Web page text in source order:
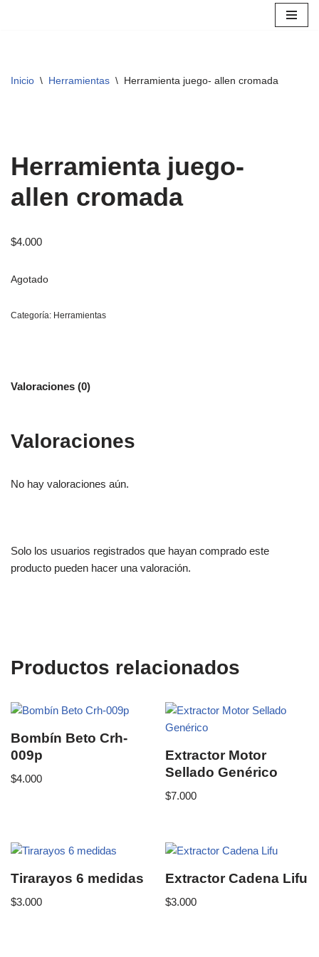
Inicio \ Herramientas \ Herramienta juego- allen cromada
Herramienta juego-
allen cromada
$4.000
Agotado
Categoría: Herramientas
Valoraciones (0)
Valoraciones
No hay valoraciones aún.
Solo los usuarios registrados que hayan comprado este
producto pueden hacer una valoración.
Productos relacionados
Bombín Beto Crh-
009p
$4.000
Extractor Motor
Sellado Genérico
$7.000
Tirarayos 6 medidas
$3.000
Extractor Cadena Lifu
$3.000